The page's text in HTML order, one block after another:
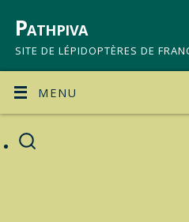
Pathpiva
SITE DE LÉPIDOPTÈRES DE
MENU